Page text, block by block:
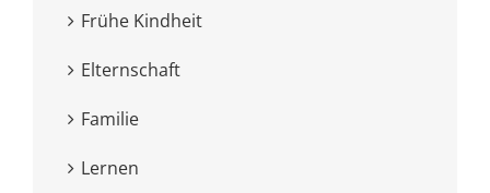
Frühe Kindheit
Elternschaft
Familie
Lernen